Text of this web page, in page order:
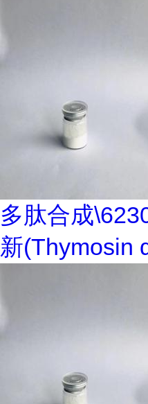
多肽合成
新(Thymosin